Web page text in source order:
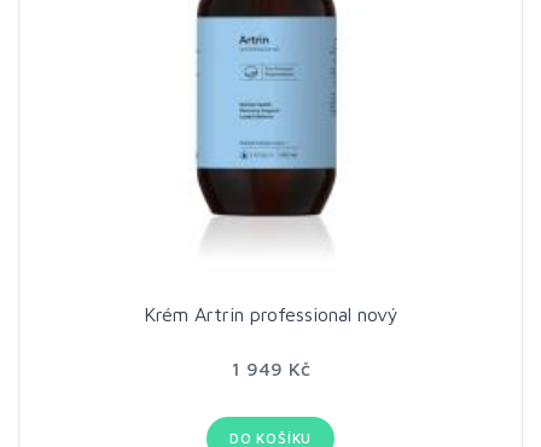
Krém Artrin professional nový
1 949 Kč
DO KOŠÍKU